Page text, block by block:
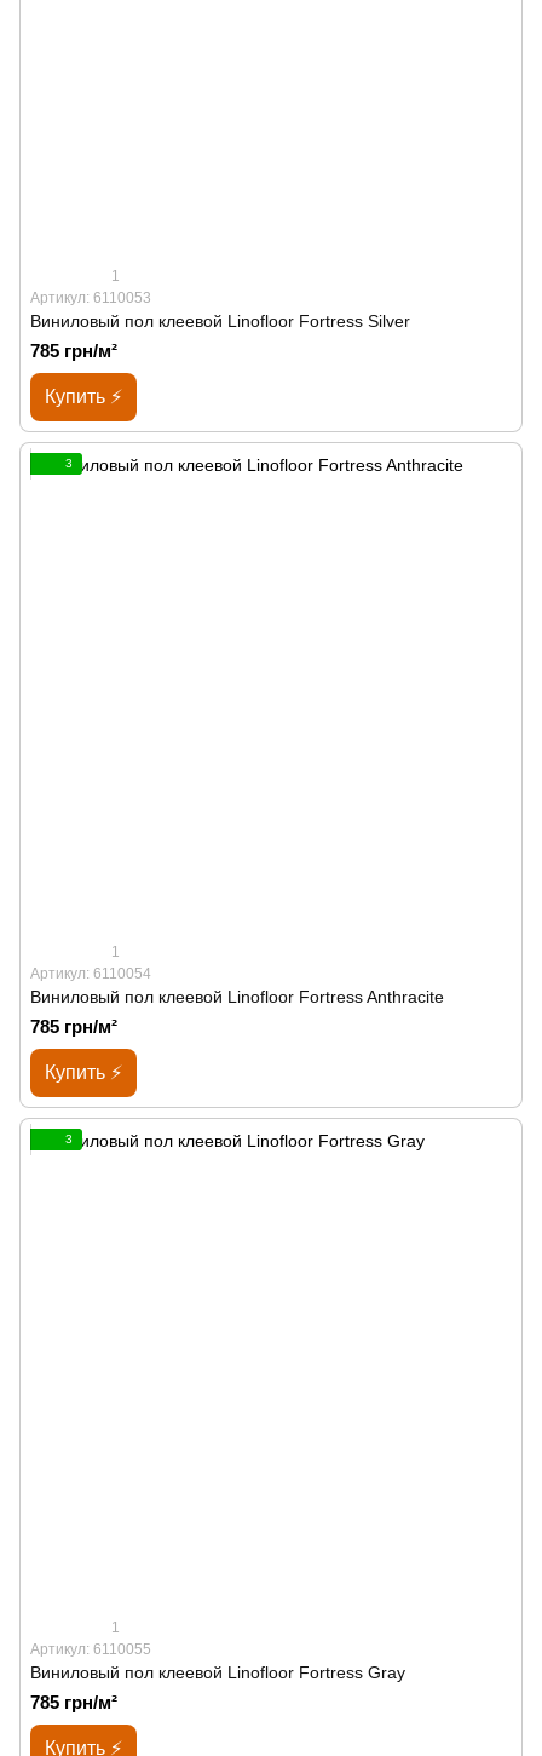
1
Артикул: 6110053
Виниловый пол клеевой Linofloor Fortress Silver
785 грн/м²
Купить ⚡
3
1
Артикул: 6110054
Виниловый пол клеевой Linofloor Fortress Anthracite
785 грн/м²
Купить ⚡
3
1
Артикул: 6110055
Виниловый пол клеевой Linofloor Fortress Gray
785 грн/м²
Купить ⚡